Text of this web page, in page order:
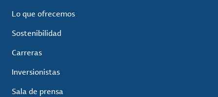
Lo que ofrecemos
Sostenibilidad
Carreras
Inversionistas
Sala de prensa